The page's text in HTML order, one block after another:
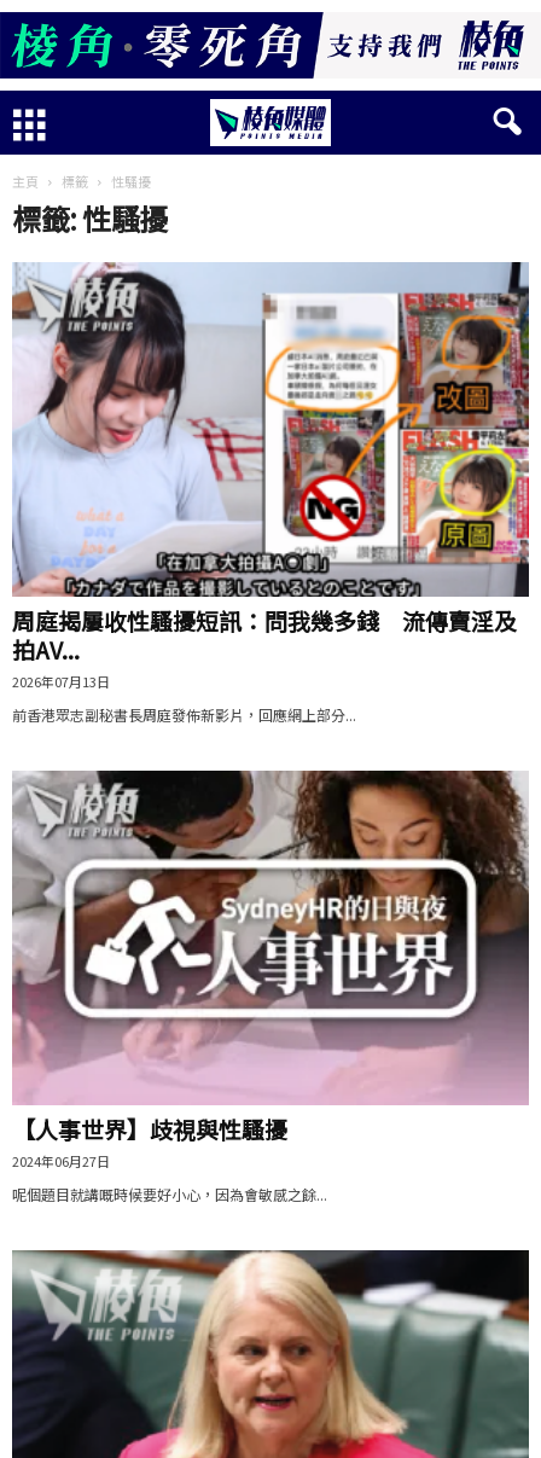
主頁 標籤 性騷擾
標籤: 性騷擾
周庭揭屢收性騷擾短訊：問我幾多錢 流傳賣淫及
拍AV...
2026年07月13日
前香港眾志副秘書長周庭發佈新影片，回應網上部分...
【人事世界】歧視與性騷擾
2024年06月27日
呢個題目就講嘅時候要好小心，因為會敏感之餘...